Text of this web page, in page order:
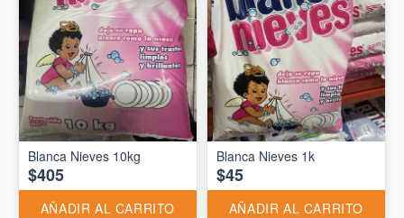
Blanca Nieves 10kg
$405
AÑADIR AL CARRITO
Blanca Nieves 1k
$45
AÑADIR AL CARRITO